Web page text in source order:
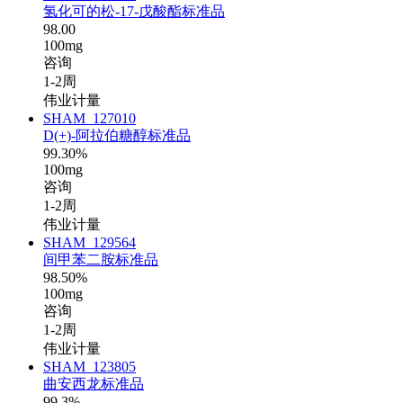
氢化可的松-17-戊酸酯标准品
98.00
100mg
咨询
1-2周
伟业计量
SHAM_127010
D(+)-阿拉伯糖醇标准品
99.30%
100mg
咨询
1-2周
伟业计量
SHAM_129564
间甲苯二胺标准品
98.50%
100mg
咨询
1-2周
伟业计量
SHAM_123805
曲安西龙标准品